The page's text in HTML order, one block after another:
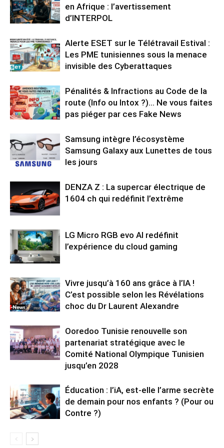
en Afrique : l’avertissement
d’INTERPOL
Alerte ESET sur le Télétravail Estival :
Les PME tunisiennes sous la menace
invisible des Cyberattaques
Pénalités & Infractions au Code de la
route (Info ou Intox ?)… Ne vous faites
pas piéger par ces Fake News
Samsung intègre l’écosystème
Samsung Galaxy aux Lunettes de tous
les jours
DENZA Z : La supercar électrique de
1604 ch qui redéfinit l’extrême
LG Micro RGB evo AI redéfinit
l’expérience du cloud gaming
Vivre jusqu’à 160 ans grâce à l’IA !
C’est possible selon les Révélations
choc du Dr Laurent Alexandre
Ooredoo Tunisie renouvelle son
partenariat stratégique avec le
Comité National Olympique Tunisien
jusqu’en 2028
Éducation : l’iA, est-elle l’arme secrète
de demain pour nos enfants ? (Pour ou
Contre ?)